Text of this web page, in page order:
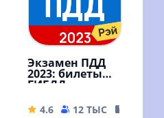
49.31 MB
Экзамен ПДД
2023: билеты
ГИБДД
4.6 12 ТЫС